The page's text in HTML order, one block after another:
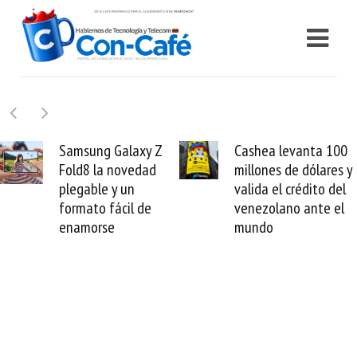
Samsung Galaxy Z
Fold8 la novedad
plegable y un
formato fácil de
enamorse
Cashea levanta 100
millones de dólares y
valida el crédito del
venezolano ante el
mundo